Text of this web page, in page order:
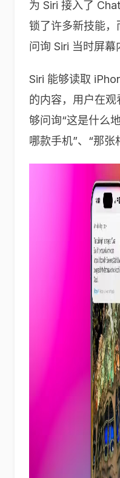
为 Siri 接入了
锁了许多新技能
问询 Siri 当时屏幕
Siri 能够读取
的内容，用户在
够问询“这是什么
哪款手机”、“那张